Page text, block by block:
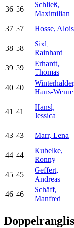
36 36
Schließ,
Maximilian
37 37 Hosse, Alois
38 38
Sixl,
Rainhard
39 39
Erhardt,
Thomas
40 40
Hans-
41 41
Hansl,
Jessica
43 43 Marr, Lena
44 44
Kubelke,
Ronny
45 45
Geffert,
Andreas
46 46
Schäff,
Manfred